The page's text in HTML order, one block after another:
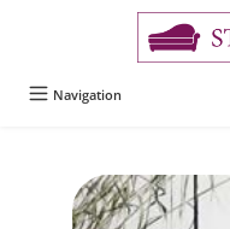
Navigation